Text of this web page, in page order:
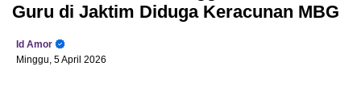
Guru di Jaktim Diduga Keracunan MBG
Id Amor
Minggu, 5 April 2026